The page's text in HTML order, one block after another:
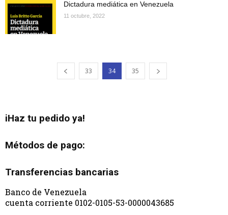
Dictadura mediática en Venezuela
11 octubre, 2022
33 34 35
iHaz tu pedido ya!
Métodos de pago:
Transferencias bancarias
Banco de Venezuela
cuenta corriente 0102-0105-53-0000043685